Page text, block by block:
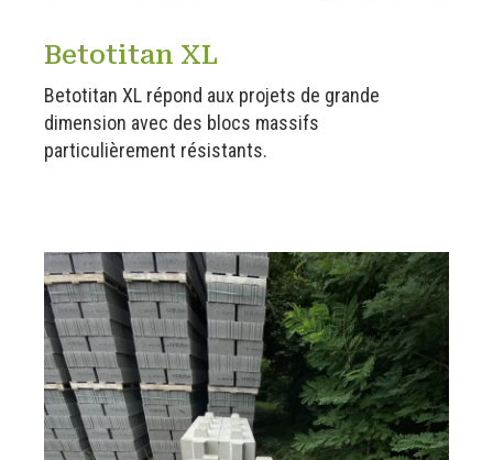
Betotitan XL
Betotitan XL répond aux projets de grande
dimension avec des blocs massifs
particulièrement résistants.